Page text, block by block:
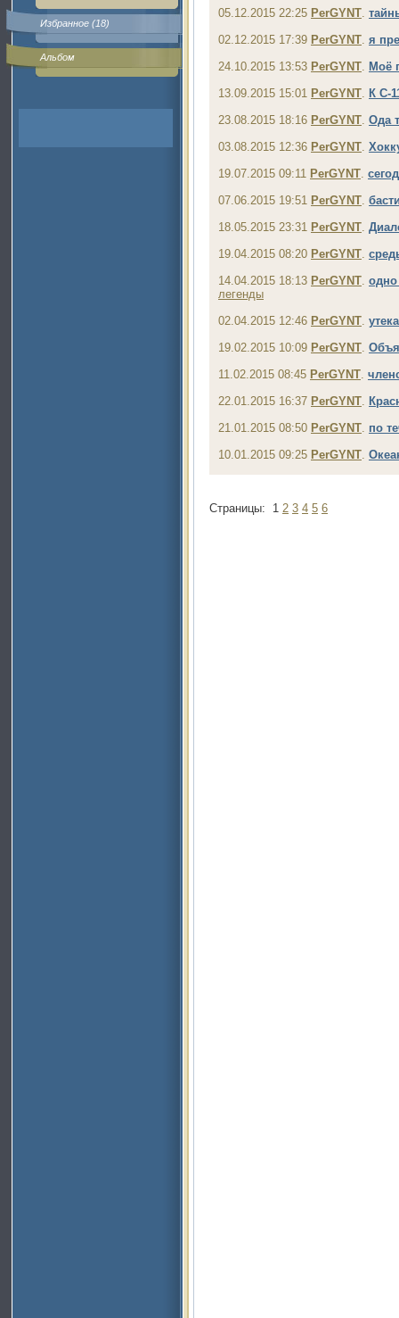
Избранное (18)
Альбом
05.12.2015 22:25 PerGYNT.
02.12.2015 17:39 PerGYNT. я
24.10.2015 13:53 PerGYNT. Моё
13.09.2015 15:01 PerGYNT. К С-
23.08.2015 18:16 PerGYNT. Ода
03.08.2015 12:36 PerGYNT.
19.07.2015 09:11 PerGYNT.
07.06.2015 19:51 PerGYNT.
18.05.2015 23:31 PerGYNT.
19.04.2015 08:20 PerGYNT.
14.04.2015 18:13 PerGYNT. одно
легенды
02.04.2015 12:46 PerGYNT.
19.02.2015 10:09 PerGYNT.
11.02.2015 08:45 PerGYNT.
22.01.2015 16:37 PerGYNT.
21.01.2015 08:50 PerGYNT. по
10.01.2015 09:25 PerGYNT.
Страницы: 1 2 3 4 5 6